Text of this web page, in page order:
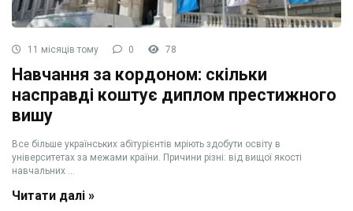
11 місяців тому 0 78
Навчання за кордоном: скільки
насправді коштує диплом престижного
вишу
Все більше українських абітурієнтів мріють здобути освіту в
університетах за межами країни. Причини різні: від вищої якості
навчальних ...
Читати далі »